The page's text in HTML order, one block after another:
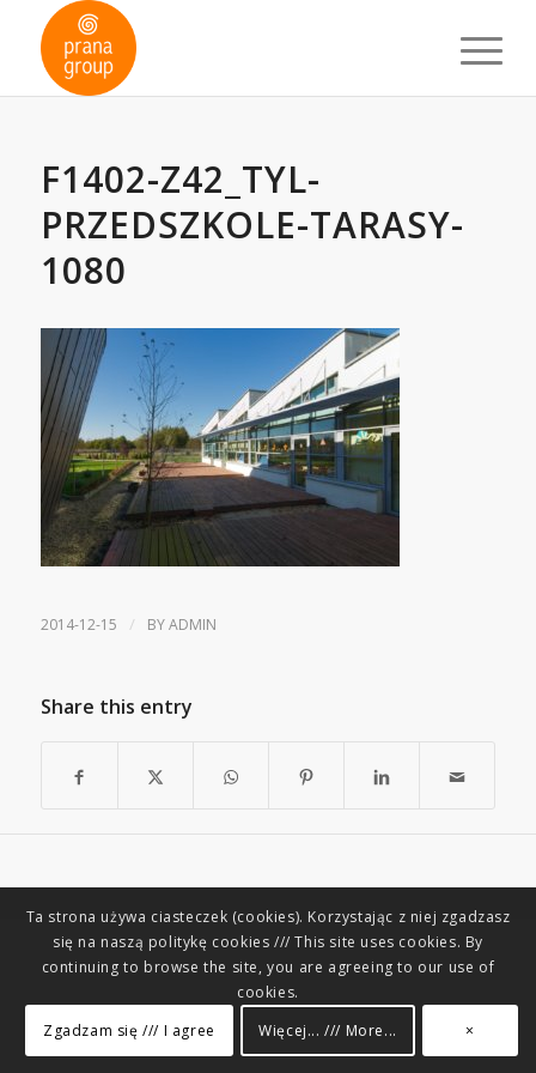
F1402-Z42_TYL-
PRZEDSZKOLE-TARASY-
1080
2014-12-15 / BYADMIN
Share this entry
Ta strona używa ciasteczek (cookies). Korzystając z niej zgadzasz
się na naszą politykę cookies /// This site uses cookies. By
continuing to browse the site, you are agreeing to our use of
cookies.
Zgadzam się /// I agree
Więcej... /// More... ×